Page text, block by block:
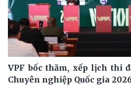
VPF bốc thăm, xếp lịch thi
Chuyên nghiệp Quốc gia